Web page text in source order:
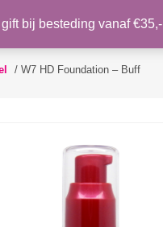
/ W7 HD Foundation – Buff
bij besteding vanaf €35,-